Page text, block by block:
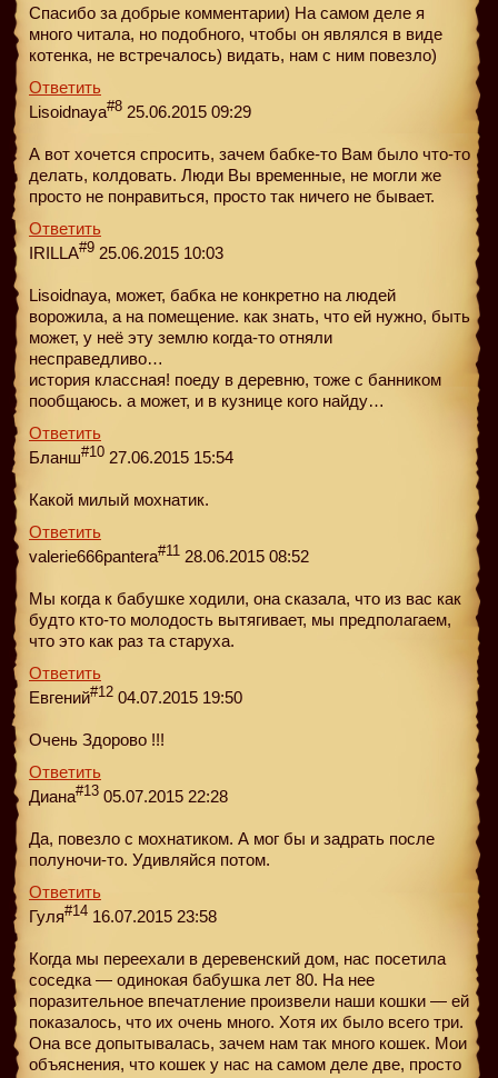
Спасибо за добрые комментарии) На самом деле я
много читала, но подобного, чтобы он являлся в виде
котенка, не встречалось) видать, нам с ним повезло)
Ответить
Lisoidnaya#8 25.06.2015 09:29
А вот хочется спросить, зачем бабке-то Вам было что-то
делать, колдовать. Люди Вы временные, не могли же
просто не понравиться, просто так ничего не бывает.
Ответить
IRILLA#9 25.06.2015 10:03
Lisoidnaya, может, бабка не конкретно на людей
ворожила, а на помещение. как знать, что ей нужно, быть
может, у неё эту землю когда-то отняли
несправедливо…
история классная! поеду в деревню, тоже с банником
пообщаюсь. а может, и в кузнице кого найду…
Ответить
Бланш#10 27.06.2015 15:54
Какой милый мохнатик.
Ответить
valerie666pantera#11 28.06.2015 08:52
Мы когда к бабушке ходили, она сказала, что из вас как
будто кто-то молодость вытягивает, мы предполaгаем,
что это как раз та старуха.
Ответить
Евгений#12 04.07.2015 19:50
Очень Здорово !!!
Ответить
Диана#13 05.07.2015 22:28
Да, повезло с мохнатиком. А мог бы и задрать после
полуночи-то. Удивляйся потом.
Ответить
Гуля#14 16.07.2015 23:58
Когда мы переехали в деревенский дом, нас посетила
соседка — одинокая бабушка лет 80. На нее
поразительное впечатление произвели наши кошки — ей
показалось, что их очень много. Хотя их было всего три.
Она всe допытывалась, зачем нам так много кошек. Мои
объяснения, что кошек у нас на самом деле две, просто